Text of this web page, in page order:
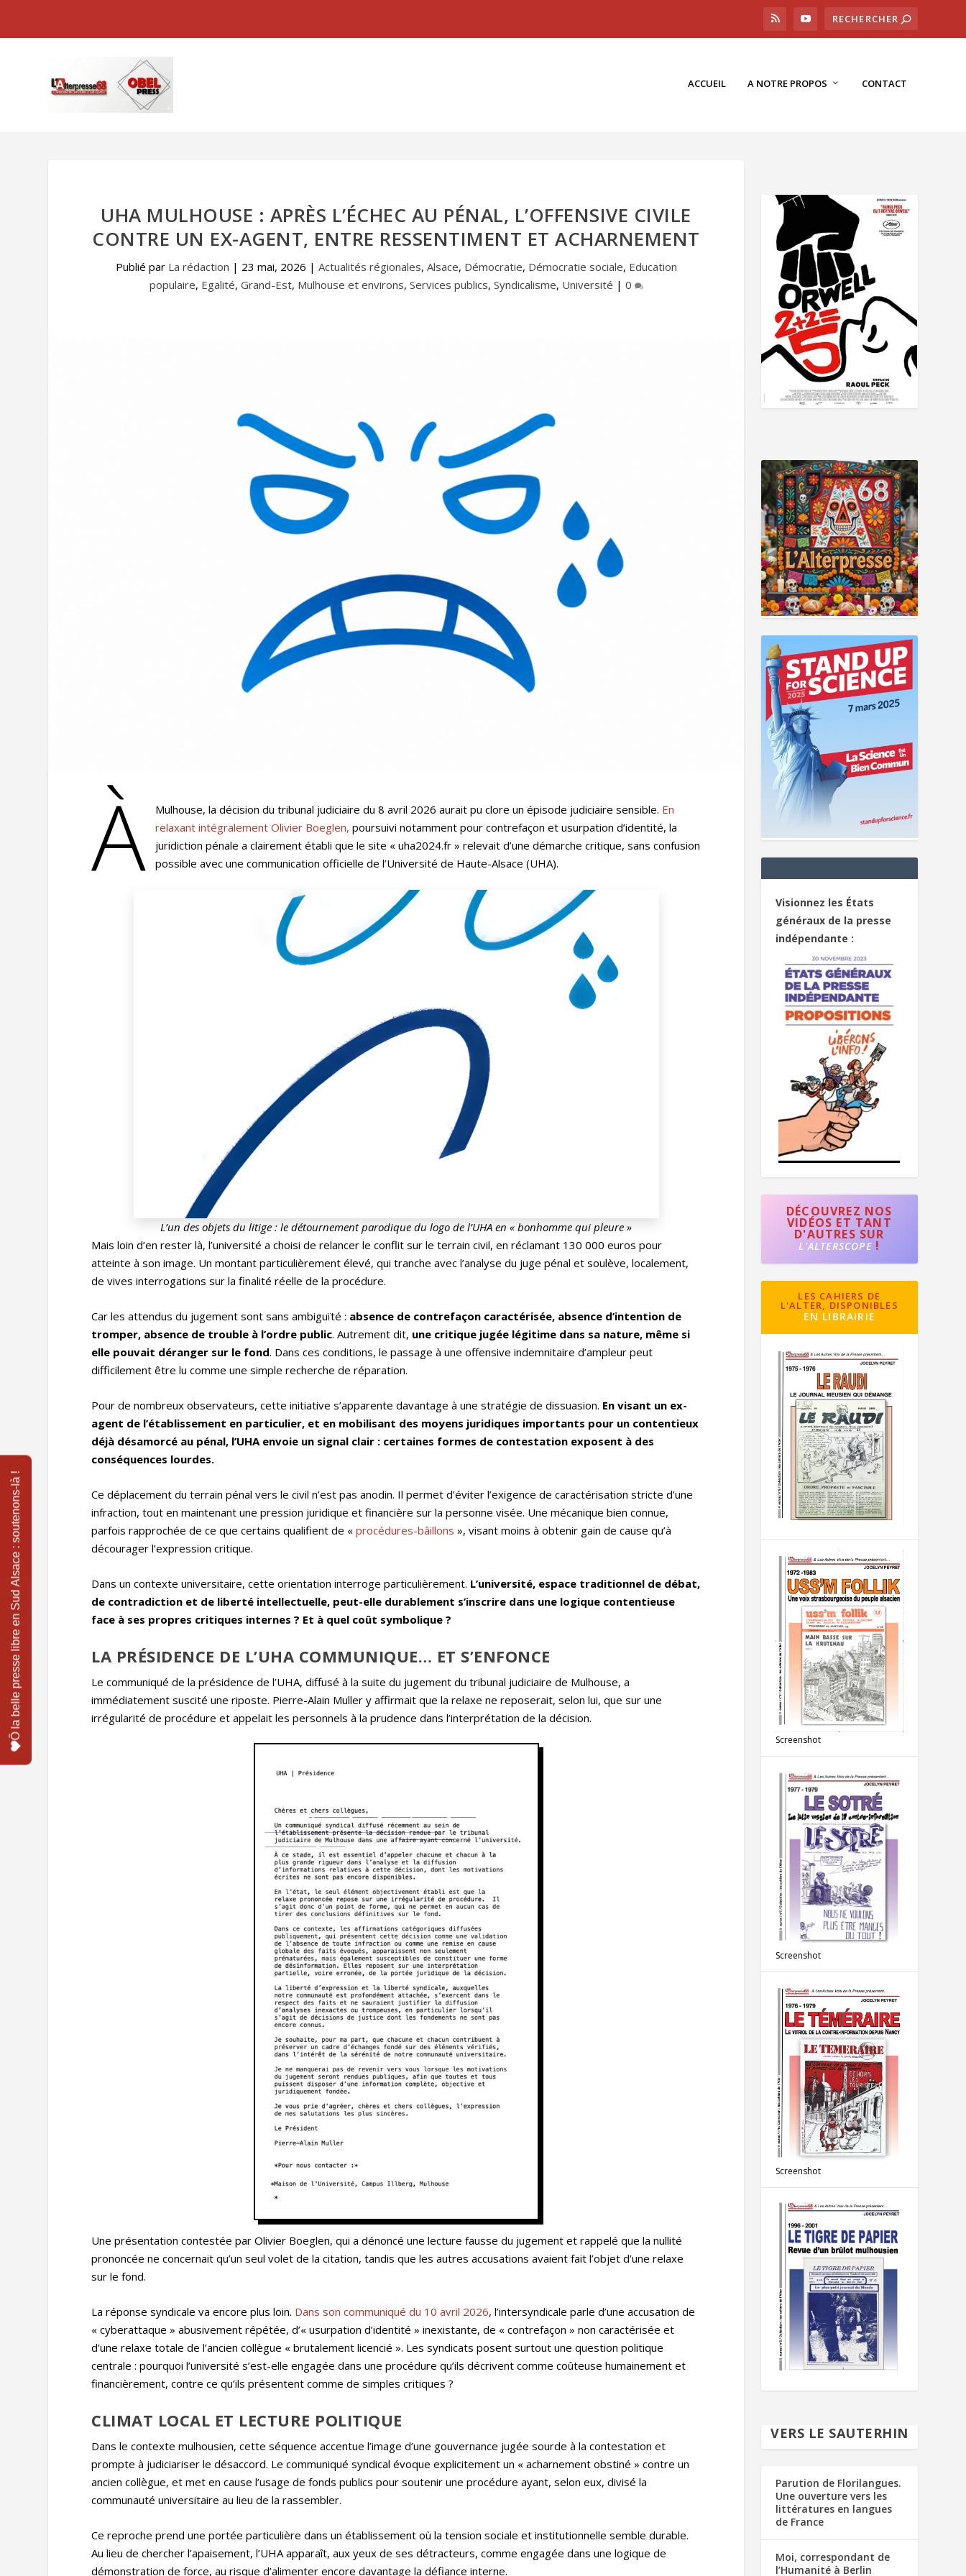
ACCUEIL A NOTRE PROPOS CONTACT
UHA MULHOUSE : APRÈS L’ÉCHEC AU PÉNAL, L’OFFENSIVE CIVILE
CONTRE UN EX-AGENT, ENTRE RESSENTIMENT ET ACHARNEMENT
Publié par La rédaction | 23 mai, 2026 | Actualités régionales, Alsace, Démocratie, Démocratie sociale, Education
populaire, Egalité, Grand-Est, Mulhouse et environs, Services publics, Syndicalisme, Université | 0
À Mulhouse, la décision du tribunal judiciaire du 8 avril 2026 aurait pu clore un épisode judiciaire sensible. En
relaxant intégralement Olivier Boeglen, poursuivi notamment pour contrefaçon et usurpation d’identité, la
juridiction pénale a clairement établi que le site « uha2024.fr » relevait d’une démarche critique, sans confusion
possible avec une communication officielle de l’Université de Haute-Alsace (UHA).
L’un des objets du litige : le détournement parodique du logo de l’UHA en « bonhomme qui pleure »
Mais loin d’en rester là, l’université a choisi de relancer le conflit sur le terrain civil, en réclamant 130 000 euros pour
atteinte à son image. Un montant particulièrement élevé, qui tranche avec l’analyse du juge pénal et soulève, localement,
de vives interrogations sur la finalité réelle de la procédure.
Car les attendus du jugement sont sans ambiguïté : absence de contrefaçon caractérisée, absence d’intention de
tromper, absence de trouble à l’ordre public. Autrement dit, une critique jugée légitime dans sa nature, même si
elle pouvait déranger sur le fond. Dans ces conditions, le passage à une offensive indemnitaire d’ampleur peut
difficilement être lu comme une simple recherche de réparation.
Pour de nombreux observateurs, cette initiative s’apparente davantage à une stratégie de dissuasion. En visant un ex-
agent de l’établissement en particulier, et en mobilisant des moyens juridiques importants pour un contentieux
déjà désamorcé au pénal, l’UHA envoie un signal clair : certaines formes de contestation exposent à des
conséquences lourdes.
Ce déplacement du terrain pénal vers le civil n’est pas anodin. Il permet d’éviter l’exigence de caractérisation stricte d’une
infraction, tout en maintenant une pression juridique et financière sur la personne visée. Une mécanique bien connue,
parfois rapprochée de ce que certains qualifient de «procédures-bâillons », visant moins à obtenir gain de cause qu’à
décourager l’expression critique.
Dans un contexte universitaire, cette orientation interroge particulièrement. L’université, espace traditionnel de débat,
de contradiction et de liberté intellectuelle, peut-elle durablement s’inscrire dans une logique contentieuse
face à ses propres critiques internes ? Et à quel coût symbolique ?
LA PRÉSIDENCE DE L’UHA COMMUNIQUE… ET S’ENFONCE
Le communiqué de la présidence de l’UHA, diffusé à la suite du jugement du tribunal judiciaire de Mulhouse, a
immédiatement suscité une riposte. Pierre-Alain Muller y affirmait que la relaxe ne reposerait, selon lui, que sur une
irrégularité de procédure et appelait les personnels à la prudence dans l’interprétation de la décision.
Une présentation contestée par Olivier Boeglen, qui a dénoncé une lecture fausse du jugement et rappelé que la nullité
prononcée ne concernait qu’un seul volet de la citation, tandis que les autres accusations avaient fait l’objet d’une relaxe
sur le fond.
La réponse syndicale va encore plus loin. Dans son communiqué du 10 avril 2026, l’intersyndicale parle d’une accusation de
« cyberattaque » abusivement répétée, d’« usurpation d’identité » inexistante, de « contrefaçon » non caractérisée et
d’une relaxe totale de l’ancien collègue « brutalement licencié ». Les syndicats posent surtout une question politique
centrale : pourquoi l’université s’est-elle engagée dans une procédure qu’ils décrivent comme coûteuse humainement et
financièrement, contre ce qu’ils présentent comme de simples critiques ?
CLIMAT LOCAL ET LECTURE POLITIQUE
Dans le contexte mulhousien, cette séquence accentue l’image d’une gouvernance jugée sourde à la contestation et
prompte à judiciariser le désaccord. Le communiqué syndical évoque explicitement un « acharnement obstiné » contre un
ancien collègue, et met en cause l’usage de fonds publics pour soutenir une procédure ayant, selon eux, divisé la
communauté universitaire au lieu de la rassembler.
Ce reproche prend une portée particulière dans un établissement où la tension sociale et institutionnelle semble durable.
Au lieu de chercher l’apaisement, l’UHA apparaît, aux yeux de ses détracteurs, comme engagée dans une logique de
démonstration de force, au risque d’alimenter encore davantage la défiance interne.
Visionnez les États
généraux de la presse
indépendante :
DÉCOUVREZ NOS
VIDÉOS ET TANT
D'AUTRES SUR
L'ALTERSCOPE!
LES CAHIERS DE
L'ALTER, DISPONIBLES
EN LIBRAIRIE
Screenshot
Screenshot
Screenshot
VERS LE SAUTERHIN
Parution de Florilangues.
Une ouverture vers les
littératures en langues
de France
Moi, correspondant de
l’Humanité à Berlin